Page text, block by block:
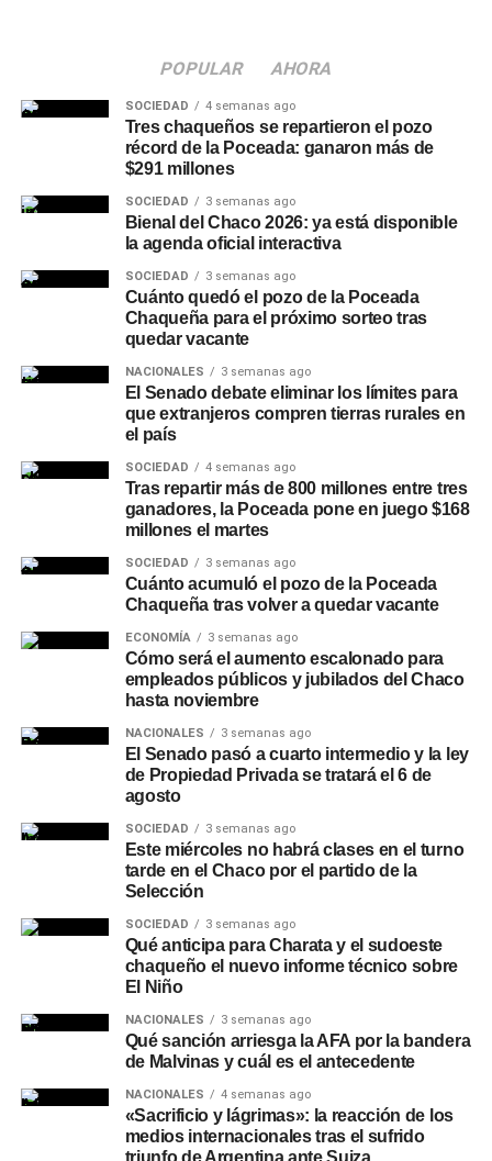
provisoria. Las presentaciones deberán realizarse
exclusivamente durante ese período, mediante el correo
electrónico tachasecundariaresistencia@gmail.com.
Desde la Junta de Clasificación de Nivel Secundario se
solicitó a los aspirantes verificar la información publicada
y respetar los plazos establecidos para la realización de
consultas o reclamos, dado que las presentaciones fuera
de término no serán consideradas.
POPULAR AHORA
SOCIEDAD 4 semanas ago
Tres chaqueños se repartieron el pozo
récord de la Poceada: ganaron más de
$291 millones
SOCIEDAD 3 semanas ago
Bienal del Chaco 2026: ya está disponible
la agenda oficial interactiva
SOCIEDAD 3 semanas ago
Cuánto quedó el pozo de la Poceada
Chaqueña para el próximo sorteo tras
quedar vacante
NACIONALES 3 semanas ago
El Senado debate eliminar los límites para
que extranjeros compren tierras rurales en
el país
SOCIEDAD 4 semanas ago
Tras repartir más de 800 millones entre tres
ganadores, la Poceada pone en juego $168
millones el martes
SOCIEDAD 3 semanas ago
Cuánto acumuló el pozo de la Poceada
Chaqueña tras volver a quedar vacante
ECONOMÍA 3 semanas ago
Cómo será el aumento escalonado para
empleados públicos y jubilados del Chaco
hasta noviembre
NACIONALES 3 semanas ago
El Senado pasó a cuarto intermedio y la ley
de Propiedad Privada se tratará el 6 de
agosto
SOCIEDAD 3 semanas ago
Este miércoles no habrá clases en el turno
tarde en el Chaco por el partido de la
Selección
SOCIEDAD 3 semanas ago
Qué anticipa para Charata y el sudoeste
chaqueño el nuevo informe técnico sobre
El Niño
NACIONALES 3 semanas ago
Qué sanción arriesga la AFA por la bandera
de Malvinas y cuál es el antecedente
NACIONALES 4 semanas ago
«Sacrificio y lágrimas»: la reacción de los
medios internacionales tras el sufrido
triunfo de Argentina ante Suiza